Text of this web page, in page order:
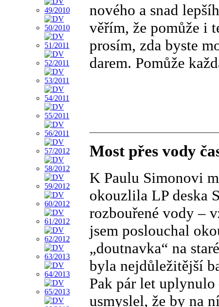
nového a snad
věřím, že pomůže i
prosím, zda byste
darem. Pomůže
Most přes vody
K Paulu Simonovi
okouzlila LP deska
rozbouřené vody –
jsem poslouchal
„doutnavka“ na
byla nejdůležitější
Pak pár let
usmyslel, že by na